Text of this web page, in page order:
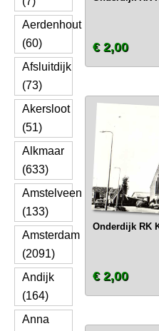
Aerdenhout
(60)
Afsluitdijk
(73)
Akersloot
(51)
Alkmaar
(633)
Amstelveen
(133)
Amsterdam
(2091)
Andijk
(164)
Anna
€ 2,00
Onderdijk RK
€ 2,00